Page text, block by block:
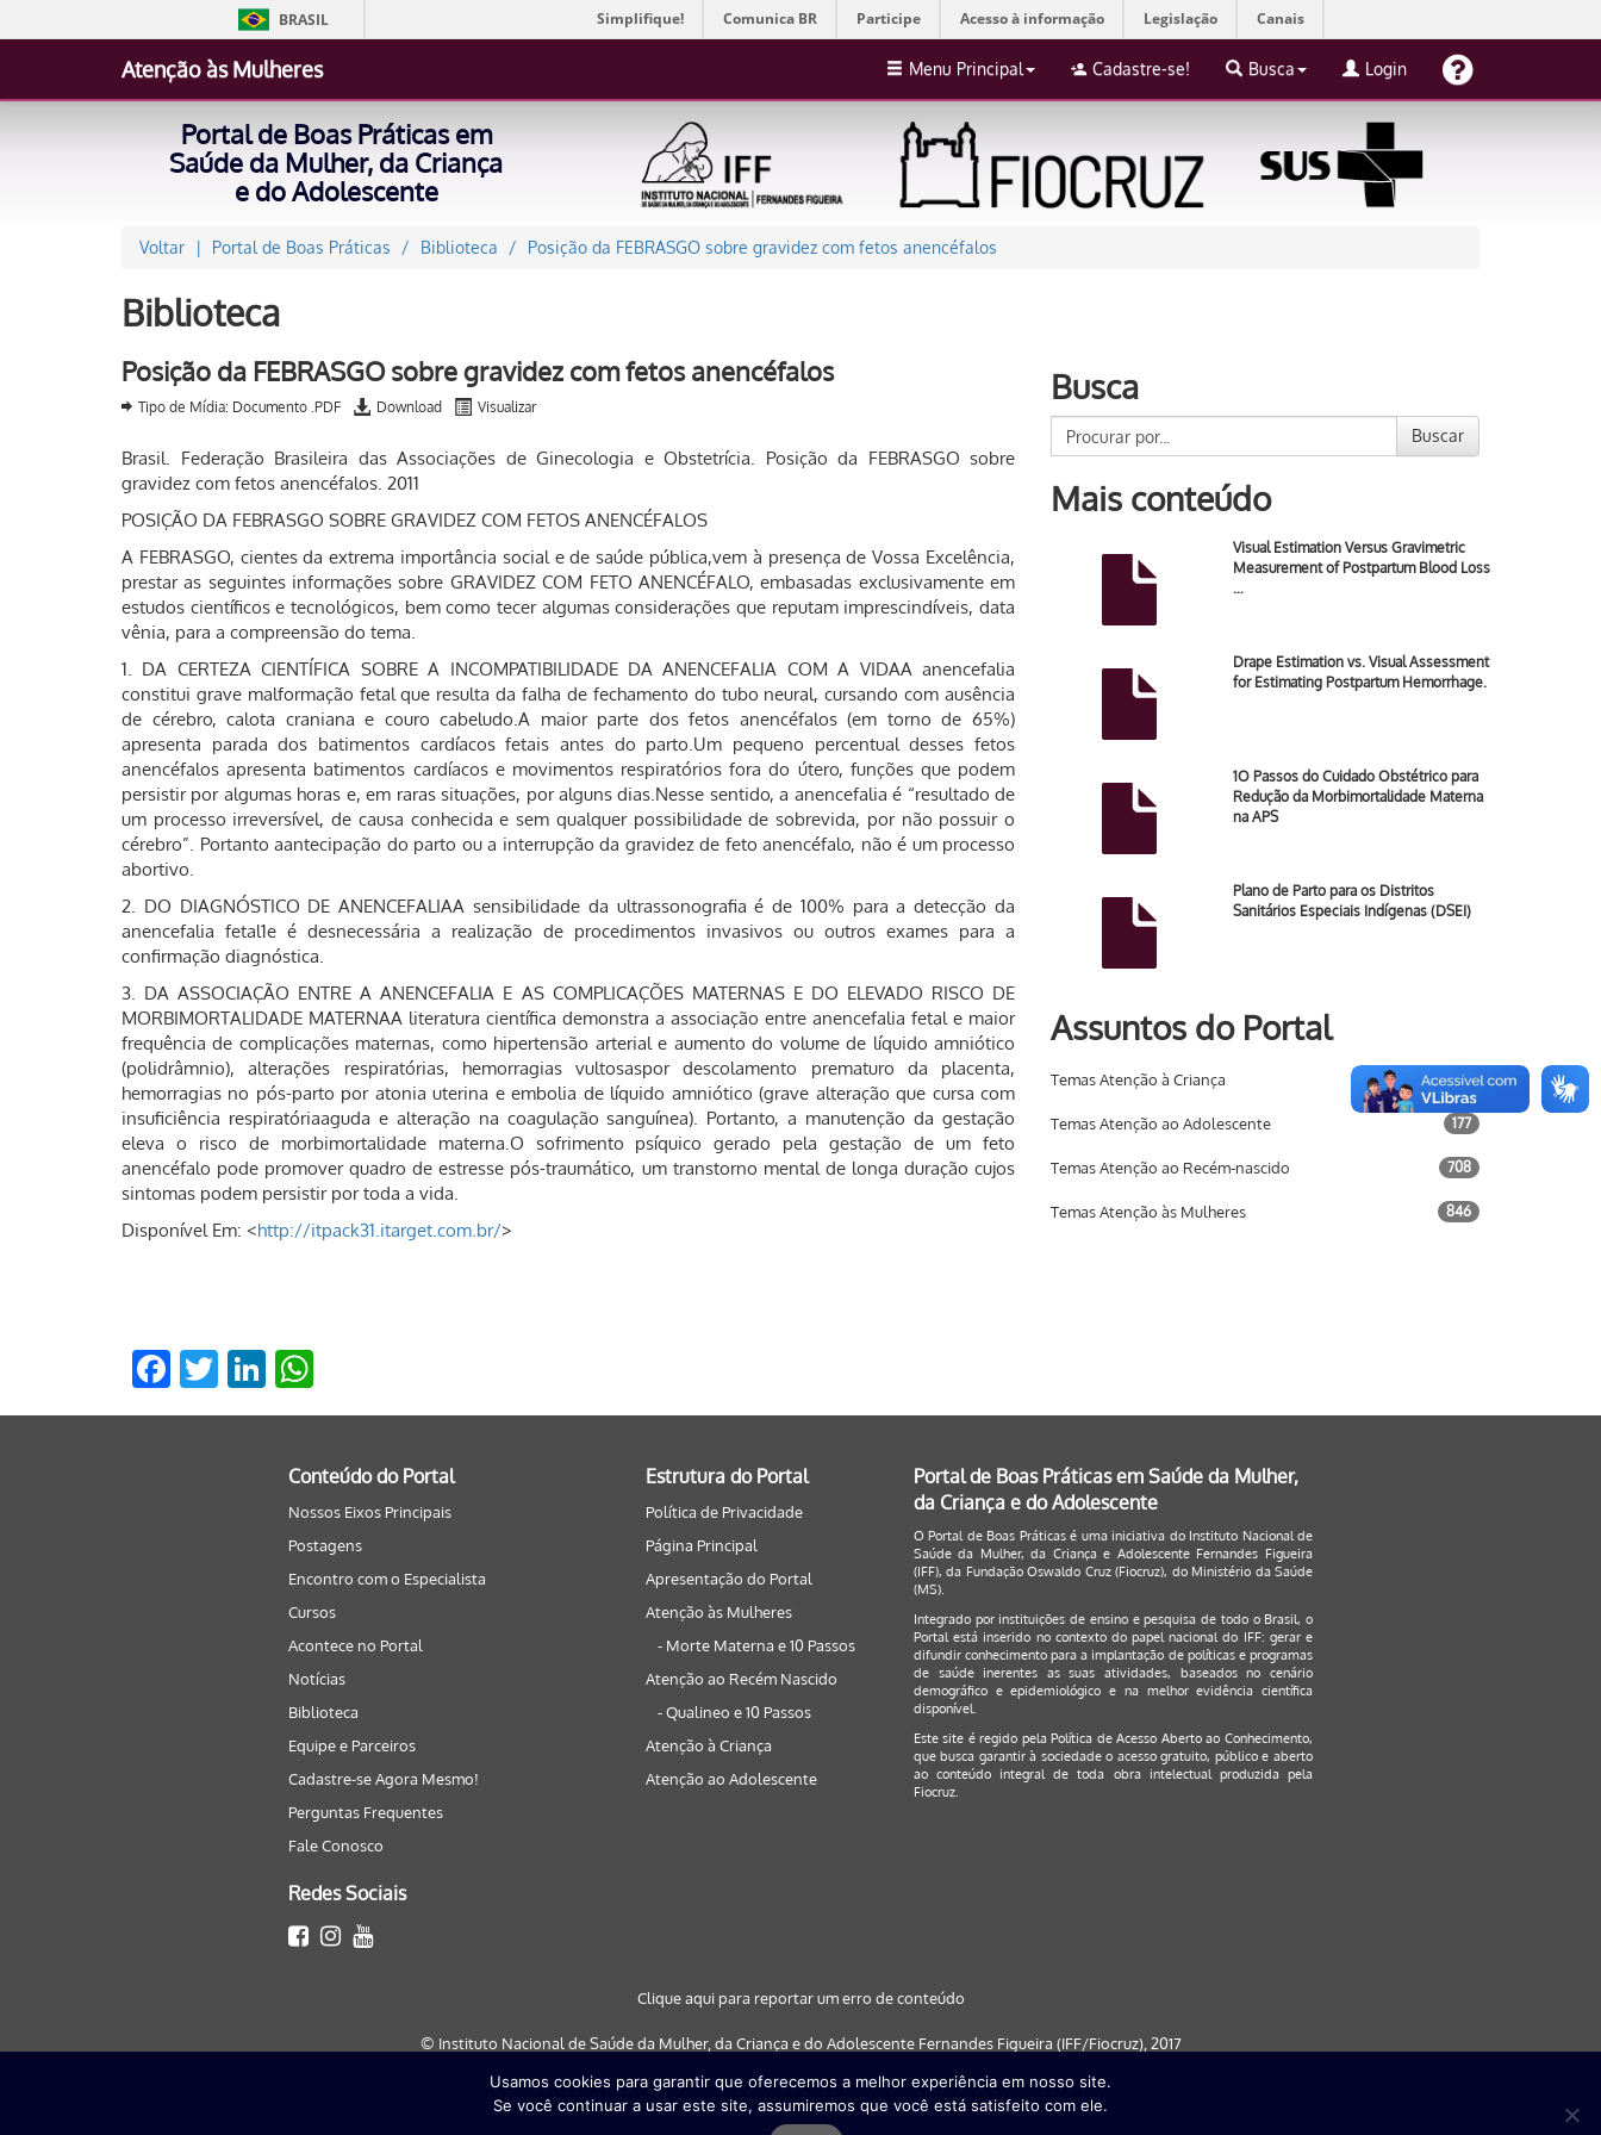
BRASIL Simplifique! Comunica BR Participe Acesso à informação Legislação Canais
Atenção às Mulheres Menu Principal Cadastre-se! Busca Login
Portal de Boas Práticas em
Saúde da Mulher, da Criança
e do Adolescente
Voltar Portal de Boas Práticas Biblioteca Posição da FEBRASGO sobre gravidez com fetos anencéfalos
Biblioteca
Posição da FEBRASGO sobre gravidez com fetos anencéfalos
Tipo de Mídia: Documento .PDF Download Visualizar
Brasil. Federação Brasileira das Associações de Ginecologia e Obstetrícia. Posição da FEBRASGO sobre
gravidez com fetos anencéfalos. 2011
POSIÇÃO DA FEBRASGO SOBRE GRAVIDEZ COM FETOS ANENCÉFALOS
A FEBRASGO, cientes da extrema importância social e de saúde pública,vem à presença de Vossa Excelência,
prestar as seguintes informações sobre GRAVIDEZ COM FETO ANENCÉFALO, embasadas exclusivamente em
estudos científicos e tecnológicos, bem como tecer algumas considerações que reputam imprescindíveis, data
vênia, para a compreensão do tema.
1. DA CERTEZA CIENTÍFICA SOBRE A INCOMPATIBILIDADE DA ANENCEFALIA COM A VIDAA anencefalia
constitui grave malformação fetal que resulta da falha de fechamento do tubo neural, cursando com ausência
de cérebro, calota craniana e couro cabeludo.A maior parte dos fetos anencéfalos (em torno de 65%)
apresenta parada dos batimentos cardíacos fetais antes do parto.Um pequeno percentual desses fetos
anencéfalos apresenta batimentos cardíacos e movimentos respiratórios fora do útero, funções que podem
persistir por algumas horas e, em raras situações, por alguns dias.Nesse sentido, a anencefalia é “resultado de
um processo irreversível, de causa conhecida e sem qualquer possibilidade de sobrevida, por não possuir o
cérebro”. Portanto aantecipação do parto ou a interrupção da gravidez de feto anencéfalo, não é um processo
abortivo.
2. DO DIAGNÓSTICO DE ANENCEFALIAA sensibilidade da ultrassonografia é de 100% para a detecção da
anencefalia fetal1e é desnecessária a realização de procedimentos invasivos ou outros exames para a
confirmação diagnóstica.
3. DA ASSOCIAÇÃO ENTRE A ANENCEFALIA E AS COMPLICAÇÕES MATERNAS E DO ELEVADO RISCO DE
MORBIMORTALIDADE MATERNAA literatura científica demonstra a associação entre anencefalia fetal e maior
frequência de complicações maternas, como hipertensão arterial e aumento do volume de líquido amniótico
(polidrâmnio), alterações respiratórias, hemorragias vultosaspor descolamento prematuro da placenta,
hemorragias no pós-parto por atonia uterina e embolia de líquido amniótico (grave alteração que cursa com
insuficiência respiratóriaaguda e alteração na coagulação sanguínea). Portanto, a manutenção da gestação
eleva o risco de morbimortalidade materna.O sofrimento psíquico gerado pela gestação de um feto
anencéfalo pode promover quadro de estresse pós-traumático, um transtorno mental de longa duração cujos
sintomas podem persistir por toda a vida.
Disponível Em: <http://itpack31.itarget.com.br/>
Facebook
TwitterLinkedIn
Busca
Buscar
Mais conteúdo
Visual Estimation Versus Gravimetric
Measurement of Postpartum Blood Loss
…
Drape Estimation vs. Visual Assessment
for Estimating Postpartum Hemorrhage.
1O Passos do Cuidado Obstétrico para
Redução da Morbimortalidade Materna
na APS
Plano de Parto para os Distritos
Sanitários Especiais Indígenas (DSEI)
Assuntos do Portal
Temas Atenção à Criança 733
Temas Atenção ao Adolescente 177
Temas Atenção ao Recém-nascido 708
Temas Atenção às Mulheres 846
Conteúdo do Portal
Nossos Eixos Principais
Postagens
Encontro com o Especialista
Cursos
Acontece no Portal
Notícias
Biblioteca
Equipe e Parceiros
Cadastre-se Agora Mesmo!
Perguntas Frequentes
Fale Conosco
Redes Sociais
Estrutura do Portal
Política de Privacidade
Página Principal
Apresentação do Portal
Atenção às Mulheres
- Morte Materna e 10 Passos
Atenção ao Recém Nascido
- Qualineo e 10 Passos
Atenção à Criança
Atenção ao Adolescente
Portal de Boas Práticas em Saúde da Mulher,
da Criança e do Adolescente
O Portal de Boas Práticas é uma iniciativa do Instituto Nacional de
Saúde da Mulher, da Criança e Adolescente Fernandes Figueira
(IFF), da Fundação Oswaldo Cruz (Fiocruz), do Ministério da Saúde
(MS).
Integrado por instituições de ensino e pesquisa de todo o Brasil, o
Portal está inserido no contexto do papel nacional do IFF: gerar e
difundir conhecimento para a implantação de políticas e programas
de saúde inerentes as suas atividades, baseados no cenário
demográfico e epidemiológico e na melhor evidência científica
disponível.
Este site é regido pelaPolítica de Acesso Aberto ao Conhecimento,
que busca garantir à sociedade o acesso gratuito, público e aberto
ao conteúdo integral de toda obra intelectual produzida pela
Fiocruz.
Clique aqui para reportar um erro de conteúdo
© Instituto Nacional de Saúde da Mulher, da Criança e do Adolescente Fernandes Figueira (IFF/Fiocruz), 2017
Este site será melhor visualizado nos navegadores: Google Chrome (a partir da versão 30) | Internet Explorer (a partir da versão 9) | FireFox ( a
partir da versão 29)
Usamos cookies para garantir que oferecemos a melhor experiência em nosso site.
Se você continuar a usar este site, assumiremos que você está satisfeito com ele.